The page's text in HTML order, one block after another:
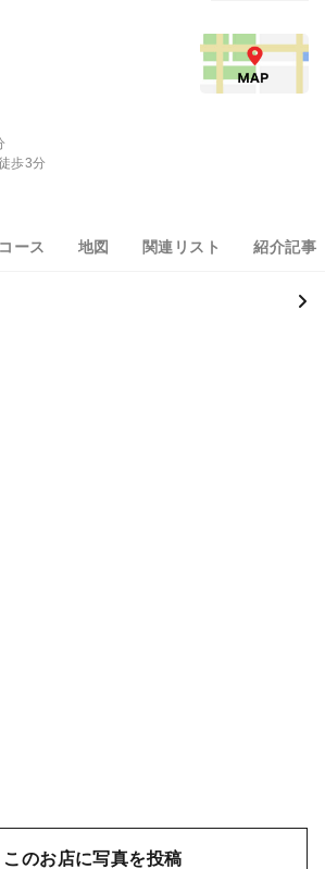
歩3分
コース 地図 関連リスト 紹介記事
このお店に写真を投稿